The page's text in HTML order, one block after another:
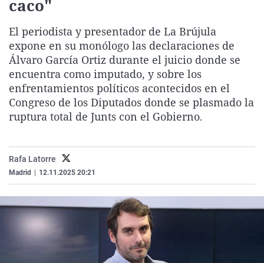
Gente viajera
Como el perro y el
Retornados
Equipo de
Operación Viuda
Galicia
La Rioja
Navarra
País Vasco
Televisión
Elecciones
caco"
El periodista y presentador de La Brújula
expone en su monólogo las declaraciones de
Álvaro García Ortiz durante el juicio donde se
encuentra como imputado, y sobre los
enfrentamientos políticos acontecidos en el
Congreso de los Diputados donde se plasmado la
ruptura total de Junts con el Gobierno.
Rafa Latorre
Madrid 12.11.2025 20:21